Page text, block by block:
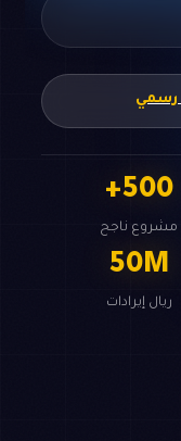
رسمي
500
+
مشروع ناجح
50M
ريال إيرادات